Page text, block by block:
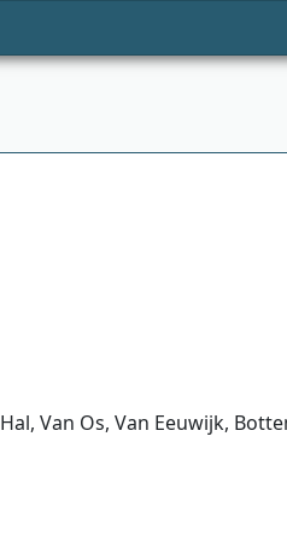
Van Os, Van Eeuwijk,